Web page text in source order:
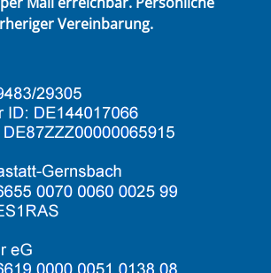
Vereinbarung.